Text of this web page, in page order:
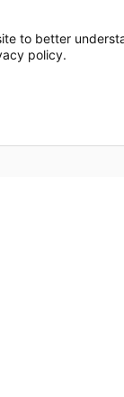
to better
policy.